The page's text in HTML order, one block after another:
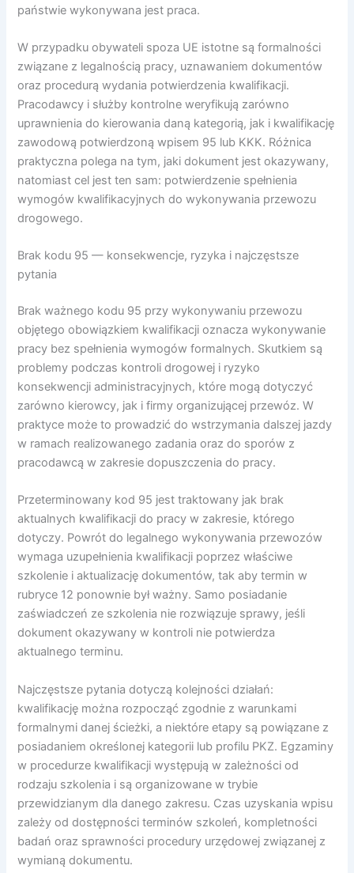
państwie wykonywana jest praca.
W przypadku obywateli spoza UE istotne są formalności
związane z legalnością pracy, uznawaniem dokumentów
oraz procedurą wydania potwierdzenia kwalifikacji.
Pracodawcy i służby kontrolne weryfikują zarówno
uprawnienia do kierowania daną kategorią, jak i kwalifikację
zawodową potwierdzoną wpisem 95 lub KKK. Różnica
praktyczna polega na tym, jaki dokument jest okazywany,
natomiast cel jest ten sam: potwierdzenie spełnienia
wymogów kwalifikacyjnych do wykonywania przewozu
drogowego.
Brak kodu 95 — konsekwencje, ryzyka i najczęstsze
pytania
Brak ważnego kodu 95 przy wykonywaniu przewozu
objętego obowiązkiem kwalifikacji oznacza wykonywanie
pracy bez spełnienia wymogów formalnych. Skutkiem są
problemy podczas kontroli drogowej i ryzyko
konsekwencji administracyjnych, które mogą dotyczyć
zarówno kierowcy, jak i firmy organizującej przewóz. W
praktyce może to prowadzić do wstrzymania dalszej jazdy
w ramach realizowanego zadania oraz do sporów z
pracodawcą w zakresie dopuszczenia do pracy.
Przeterminowany kod 95 jest traktowany jak brak
aktualnych kwalifikacji do pracy w zakresie, którego
dotyczy. Powrót do legalnego wykonywania przewozów
wymaga uzupełnienia kwalifikacji poprzez właściwe
szkolenie i aktualizację dokumentów, tak aby termin w
rubryce 12 ponownie był ważny. Samo posiadanie
zaświadczeń ze szkolenia nie rozwiązuje sprawy, jeśli
dokument okazywany w kontroli nie potwierdza
aktualnego terminu.
Najczęstsze pytania dotyczą kolejności działań:
kwalifikację można rozpocząć zgodnie z warunkami
formalnymi danej ścieżki, a niektóre etapy są powiązane z
posiadaniem określonej kategorii lub profilu PKZ. Egzaminy
w procedurze kwalifikacji występują w zależności od
rodzaju szkolenia i są organizowane w trybie
przewidzianym dla danego zakresu. Czas uzyskania wpisu
zależy od dostępności terminów szkoleń, kompletności
badań oraz sprawności procedury urzędowej związanej z
wymianą dokumentu.